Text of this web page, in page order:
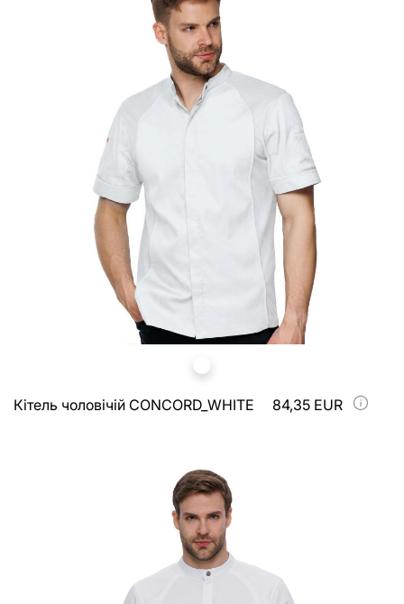
Кітель чоловічій CONCORD_WHITE 84,35 EUR